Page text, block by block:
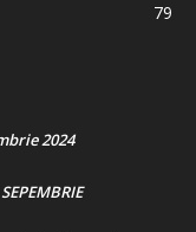
79
2024